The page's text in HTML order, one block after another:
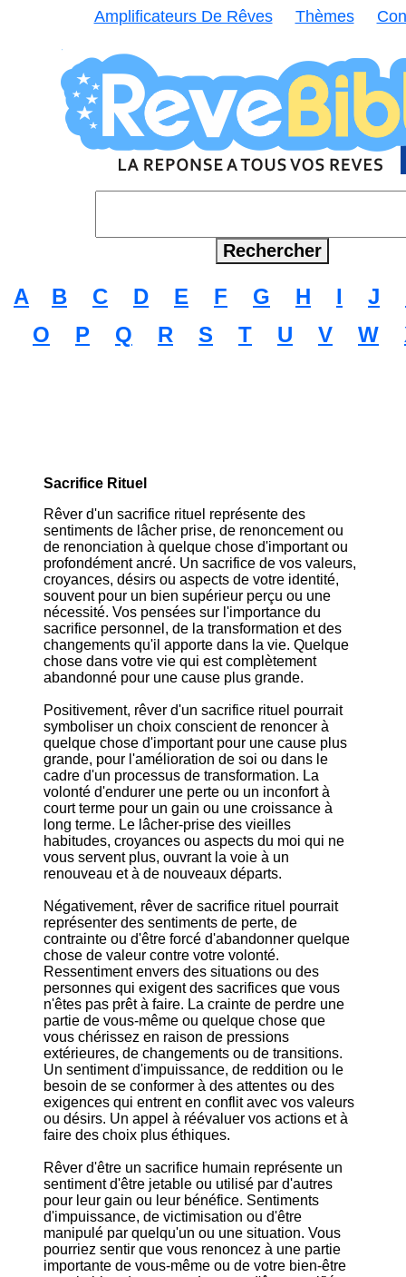
Amplificateurs De Rêves Thèmes
A B C D E F G H I J
O
P Q R S T U V W
Sacrifice Rituel
Rêver d'un sacrifice rituel représente des
sentiments de lâcher prise, de renoncement ou
de renonciation à quelque chose d'important ou
profondément ancré. Un sacrifice de vos valeurs,
croyances, désirs ou aspects de votre identité,
souvent pour un bien supérieur perçu ou une
nécessité. Vos pensées sur l'importance du
sacrifice personnel, de la transformation et des
changements qu'il apporte dans la vie. Quelque
chose dans votre vie qui est complètement
abandonné pour une cause plus grande.
Positivement, rêver d'un sacrifice rituel pourrait
symboliser un choix conscient de renoncer à
quelque chose d'important pour une cause plus
grande, pour l'amélioration de soi ou dans le
cadre d'un processus de transformation. La
volonté d'endurer une perte ou un inconfort à
court terme pour un gain ou une croissance à
long terme. Le lâcher-prise des vieilles
habitudes, croyances ou aspects du moi qui ne
vous servent plus, ouvrant la voie à un
renouveau et à de nouveaux départs.
Négativement, rêver de sacrifice rituel pourrait
représenter des sentiments de perte, de
contrainte ou d'être forcé d'abandonner quelque
chose de valeur contre votre volonté.
Ressentiment envers des situations ou des
personnes qui exigent des sacrifices que vous
n'êtes pas prêt à faire. La crainte de perdre une
partie de vous-même ou quelque chose que
vous chérissez en raison de pressions
extérieures, de changements ou de transitions.
Un sentiment d'impuissance, de reddition ou le
besoin de se conformer à des attentes ou des
exigences qui entrent en conflit avec vos valeurs
ou désirs. Un appel à réévaluer vos actions et à
faire des choix plus éthiques.
Rêver d'être un sacrifice humain représente un
sentiment d'être jetable ou utilisé par d'autres
pour leur gain ou leur bénéfice. Sentiments
d'impuissance, de victimisation ou d'être
manipulé par quelqu'un ou une situation. Vous
pourriez sentir que vous renoncez à une partie
importante de vous-même ou de votre bien-être